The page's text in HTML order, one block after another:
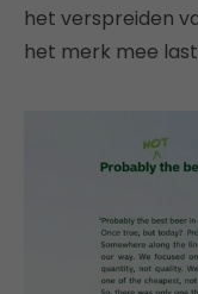
het verspreiden
het merk mee